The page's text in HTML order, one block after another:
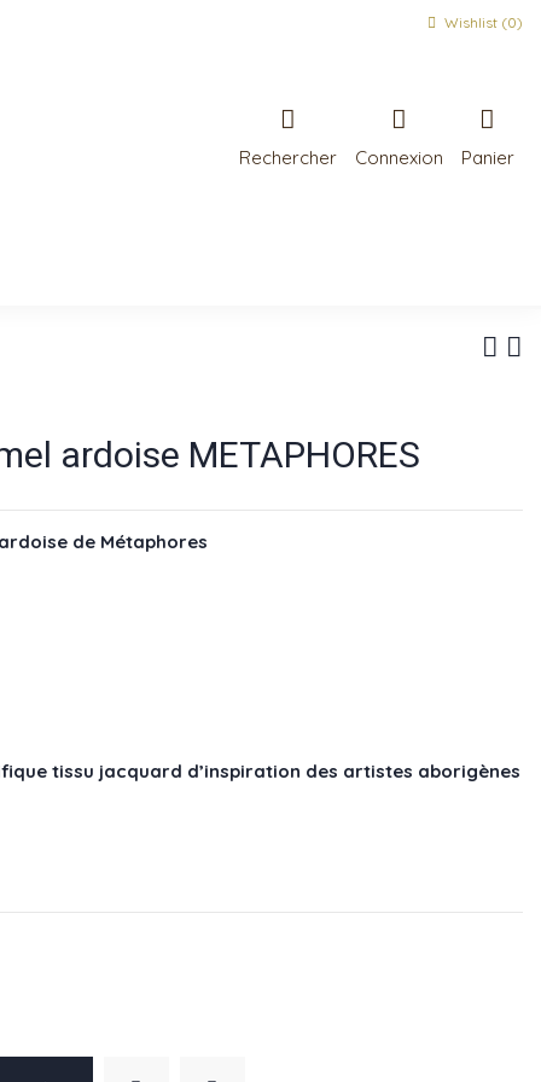
Wishlist (0)
Rechercher Connexion Panier
ardoise METAPHORES
de Métaphores
tissu jacquard d’inspiration des artistes aborigènes